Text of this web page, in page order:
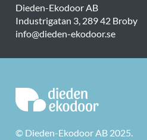
Dieden-Ekodoor AB
Industrigatan 3, 289 42 Broby
info@dieden-ekodoor.se
© Dieden-Ekodoor AB 2025.